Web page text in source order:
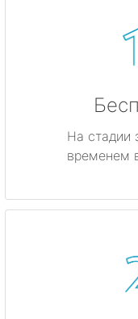
На стадии
временем